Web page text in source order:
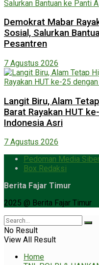
Demokrat Mabar
Sosial, Salurkan
Pesantren
7 Agustus 2026
Langit Biru, Alam
Barat Rayakan HUT
Indonesia Asri
7 Agustus 2026
Pedoman Media
Box Redaksi
Berita Fajar Timur
2025 @ Berita Fajar Timur
No Result
View All Result
Home